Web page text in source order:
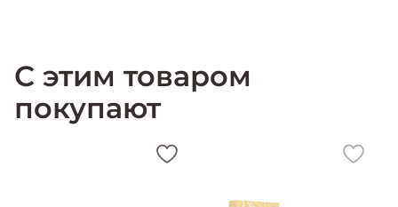
Тип аромата: цветочный, фруктовый
Cодержит ноты:красные ягоды, персик, мимоза, дыня,
франгипани, ирис, нероли, ветивер, кашемировое дерево, белый
мускус
США (USA)
С этим товаром
покупают